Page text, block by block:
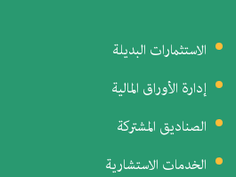
الاستثمارات البديلة
إدارة الأوراق المالية
الصناديق المشتركة
الخدمات الاستشارية